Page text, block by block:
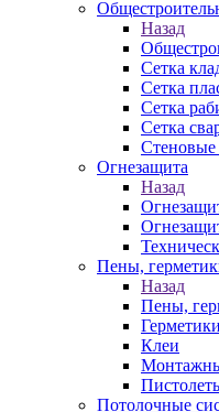
Назад
Сетка
Сетка
Сетка
Сетка
Стеновые
Огнезащита
Назад
Пены,
Назад
Пены,
Герметики
Клеи
Потолочные